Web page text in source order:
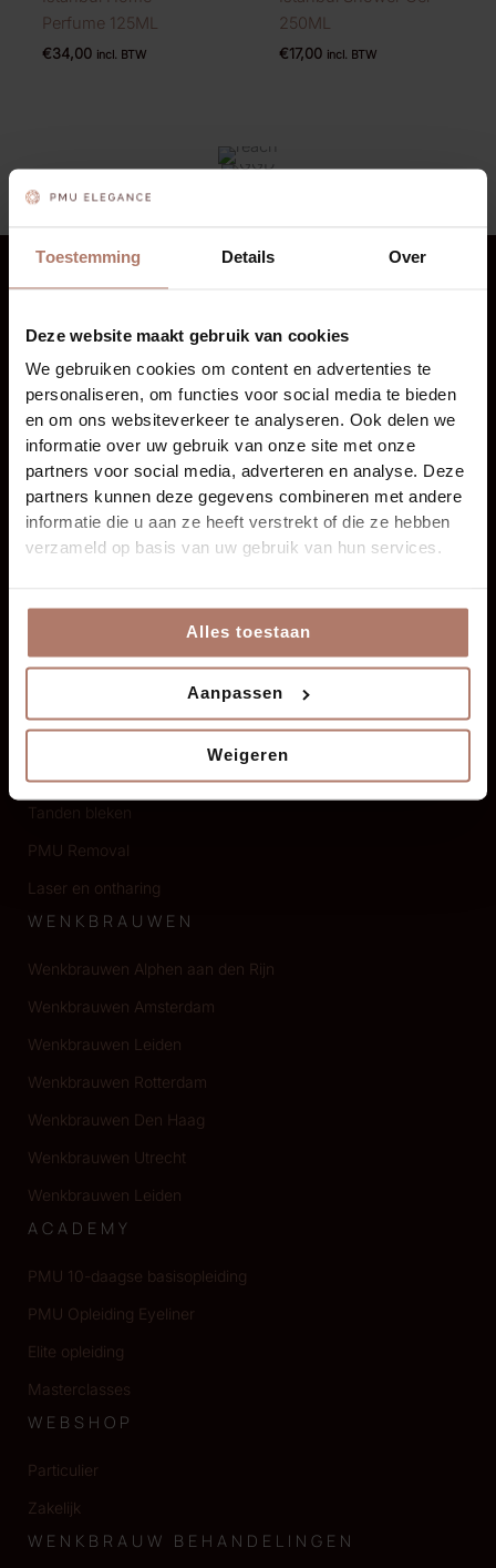
Toestemming Details Over
Deze website maakt gebruik van cookies
We gebruiken cookies om content en advertenties te
personaliseren, om functies voor social media te bieden
en om ons websiteverkeer te analyseren. Ook delen we
informatie over uw gebruik van onze site met onze
partners voor social media, adverteren en analyse. Deze
partners kunnen deze gegevens combineren met andere
informatie die u aan ze heeft verstrekt of die ze hebben
verzameld op basis van uw gebruik van hun services.
Alles toestaan
Aanpassen
Weigeren
Perfume 125ML
€34,00 incl. BTW
250ML
€17,00 incl. BTW
Bellemeerstraat 49, 2493 XP Den Haag
+31625578081
info@pmuelegance.nl
Boek een afspraak
Eyeliner
Huidverbetering
Medische pigmentatie
Tanden bleken
PMU Removal
Laser en ontharing
WENKBRAUWEN
Wenkbrauwen Alphen aan den Rijn
Wenkbrauwen Amsterdam
Wenkbrauwen Leiden
Wenkbrauwen Rotterdam
Wenkbrauwen Den Haag
Wenkbrauwen Utrecht
Wenkbrauwen Leiden
ACADEMY
PMU 10-daagse basisopleiding
PMU Opleiding Eyeliner
Elite opleiding
Masterclasses
WEBSHOP
Particulier
Zakelijk
WENKBRAUW BEHANDELINGEN